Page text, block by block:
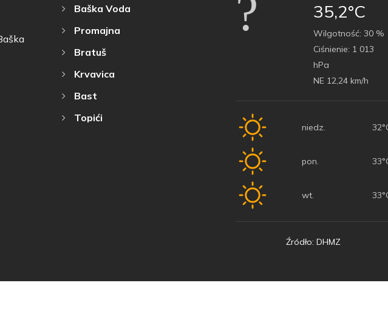
Baška Voda
Promajna
Bratuš
Krvavica
Bast
Topići
35,2°C
Wilgotność: 30 %
Ciśnienie: 1 013
hPa
NE 12,24 km/h
niedz.
pon.
wt.
Źródło: DHMZ